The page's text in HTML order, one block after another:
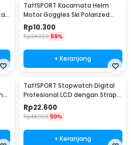
TaffSPORT Kacamata Helm
Motor Goggles Ski Polarized
UV400 Windproof - X400
Rp10.300
Rp24.900 59%
+ Keranjang
TaffSPORT Stopwatch Digital
Profesional LCD dengan Strap -
ZSD-808
Rp22.600
Rp44.900 50%
+ Keranjang